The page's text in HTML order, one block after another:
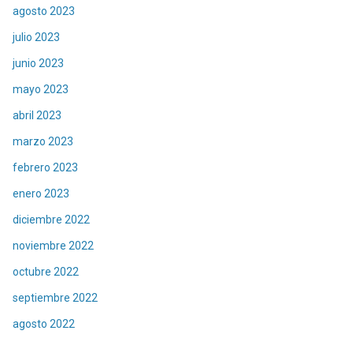
agosto 2023
julio 2023
junio 2023
mayo 2023
abril 2023
marzo 2023
febrero 2023
enero 2023
diciembre 2022
noviembre 2022
octubre 2022
septiembre 2022
agosto 2022